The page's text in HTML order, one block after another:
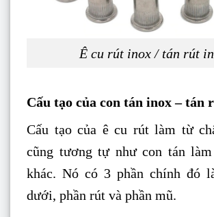
Ê cu rút inox / tán rút
Cấu tạo của con tán inox – tán
Cấu tạo của ê cu rút làm từ
cũng tương tự như con tán
khác. Nó có 3 phần chính đó
dưới, phần rút và phần mũ.